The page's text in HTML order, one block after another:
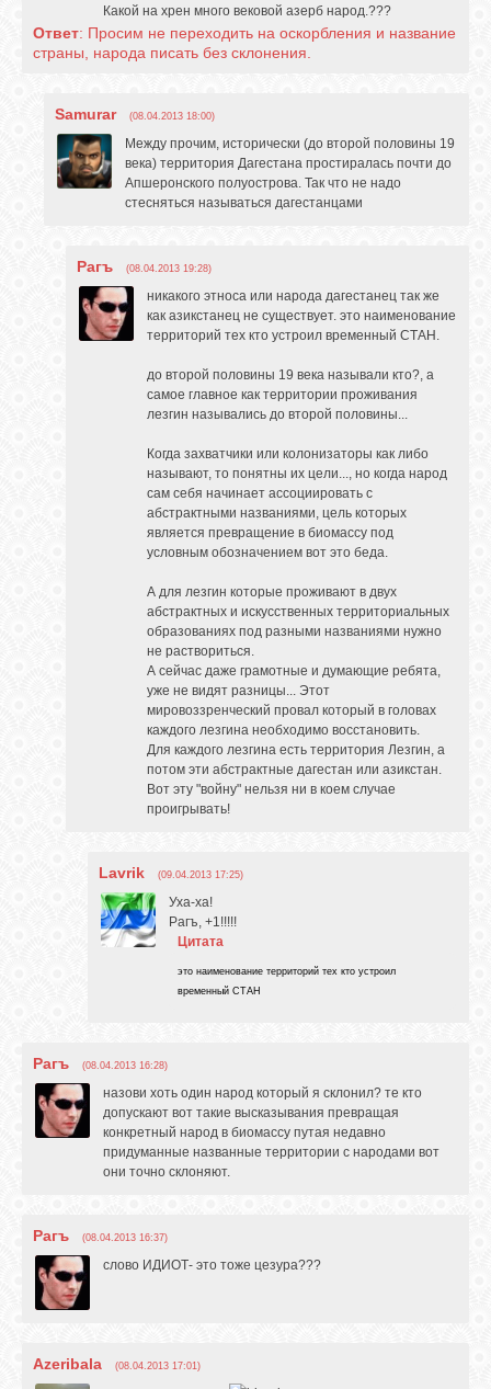
Какой на хрен много вековой азерб народ.???
Ответ: Просим не переходить на оскорбления и название
страны, народа писать без склонения.
Samurar (08.04.2013 18:00)
Между прочим, исторически (до второй половины 19
века) территория Дагестана простиралась почти до
Апшеронского полуострова. Так что не надо
стесняться называться дагестанцами
Рагъ (08.04.2013 19:28)
никакого этноса или народа дагестанец так же
как азикстанец не существует. это наименование
территорий тех кто устроил временный СТАН.
до второй половины 19 века называли кто?, а
самое главное как территории проживания
лезгин назывались до второй половины...
Когда захватчики или колонизаторы как либо
называют, то понятны их цели..., но когда народ
сам себя начинает ассоциировать с
абстрактными названиями, цель которых
является превращение в биомассу под
условным обозначением вот это беда.
А для лезгин которые проживают в двух
абстрактных и искусственных территориальных
образованиях под разными названиями нужно
не раствориться.
А сейчас даже грамотные и думающие ребята,
уже не видят разницы... Этот
мировоззренческий провал который в головах
каждого лезгина необходимо восстановить.
Для каждого лезгина есть территория Лезгин, а
потом эти абстрактные дагестан или азикстан.
Вот эту "войну" нельзя ни в коем случае
проигрывать!
Lavrik (09.04.2013 17:25)
Уха-ха!
Рагъ, +1!!!!!
Цитата
это наименование территорий тех кто устроил
временный СТАН
Рагъ (08.04.2013 16:28)
назови хоть один народ который я склонил? те кто
допускают вот такие высказывания превращая
конкретный народ в биомассу путая недавно
придуманные названные территории с народами вот
они точно склоняют.
Рагъ (08.04.2013 16:37)
слово ИДИОТ- это тоже цезура???
Azeribala (08.04.2013 17:01)